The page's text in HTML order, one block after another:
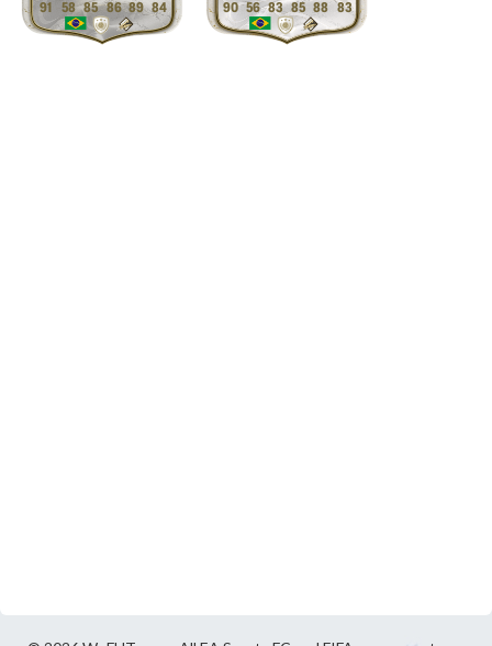
91 58 85 86 89 84 90 56 83 85 88 83